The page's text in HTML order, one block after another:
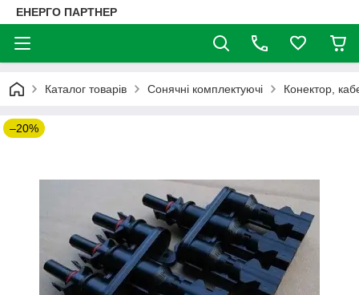
ЕНЕРГО ПАРТНЕР
Каталог товарів Сонячні комплектуючі Конектор,
–20%